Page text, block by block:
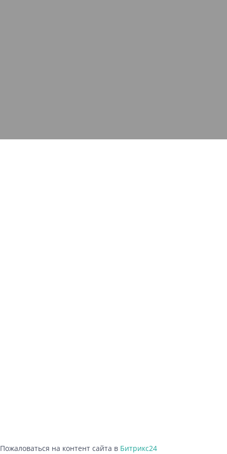
Пожаловаться на контент cайта в Битрикс24